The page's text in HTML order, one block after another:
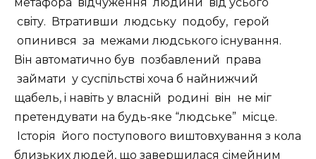
свiту. Втративши людську подобу, герой
опинився за межами людського iснування.
Вiн автоматично був позбавлений права
займати у суспiльствi хоча б найнижчий
щабель, i навiть у власнiй родинi вiн не мiг
претендувати на будь-яке “людське” мiсце.
Iсторiя його поступового виштовхування з кола
близьких людей, що завершилася сiмейним